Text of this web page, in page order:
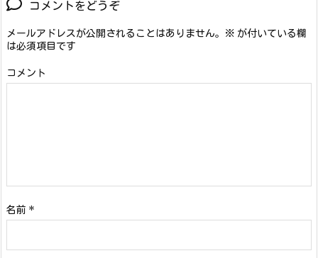
コメントをどうぞ
メールアドレスが公開されることはありません。 ※ が付いている欄
は必須項目です
コメント
名前 *